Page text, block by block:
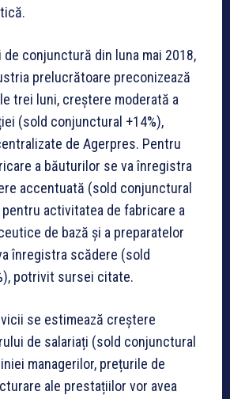
conjunctură din luna mai 2018,
prelucrătoare preconizează
trei luni, creștere moderată a
(sold conjunctural +14%),
de Agerpres. Pentru
a băuturilor se va înregistra
accentuată (sold conjunctural
pentru activitatea de fabricare a
de bază și a preparatelor
înregistra scădere (sold
potrivit sursei citate.
se estimează creștere
de salariați (sold conjunctural
managerilor, prețurile de
ale prestațiilor vor avea